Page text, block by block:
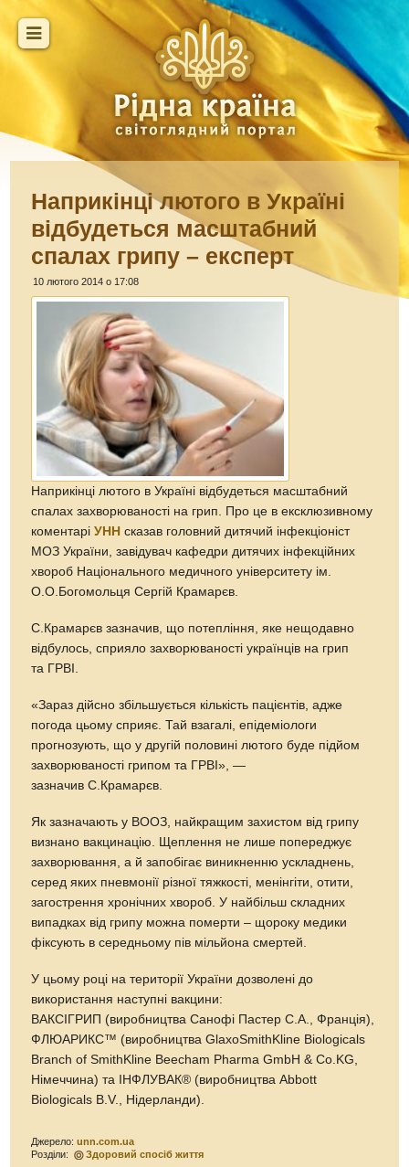
Наприкінці лютого в Україні
відбудеться масштабний
спалах грипу – експерт
10 лютого 2014 о 17:08
Наприкінці лютого в Україні відбудеться масштабний
спалах захворюваності на грип. Про це в ексклюзивному
коментаріУНН сказав головний дитячий інфекціоніст
МОЗ України, завідувач кафедри дитячих інфекційних
хвороб Національного медичного університету ім.
О.О.Богомольця Сергій Крамарєв.
С.Крамарєв зазначив, що потепління, яке нещодавно
відбулось, сприяло захворюваності українців на грип
та ГРВІ.
«Зараз дійсно збільшується кількість пацієнтів, адже
погода цьому сприяє. Тай взагалі, епідеміологи
прогнозують, що у другій половині лютого буде підйом
захворюваності грипом та ГРВІ», —
зазначив С.Крамарєв.
Як зазначають у ВООЗ, найкращим захистом від грипу
визнано вакцинацію. Щеплення не лише попереджує
захворювання, а й запобігає виникненню ускладнень,
серед яких пневмонії різної тяжкості, менінгіти, отити,
загострення хронічних хвороб. У найбільш складних
випадках від грипу можна померти – щороку медики
фіксують в середньому пів мільйона смертей.
У цьому році на території України дозволені до
використання наступні вакцини:
ВАКСІГРИП (виробництва Санофі Пастер С.А., Франція),
ФЛЮАРИКС™ (виробництва GlaxoSmithKline Biologicals
Branch of SmithKline Beecham Pharma GmbH & Co.KG,
Німеччина) та ІНФЛУВАК® (виробництва Abbott
Biologicals B.V., Нідерланди).
Джерело:unn.com.ua
Розділи:
Здоровий спосіб життя